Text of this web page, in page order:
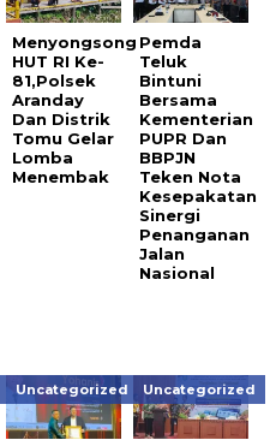
Menyongsong
HUT RI Ke-
81,Polsek
Aranday
Dan Distrik
Tomu Gelar
Lomba
Menembak
Pemda
Teluk
Bintuni
Bersama
Kementerian
PUPR Dan
BBPJN
Teken Nota
Kesepakatan
Sinergi
Penanganan
Jalan
Nasional
Uncategorized Uncategorized